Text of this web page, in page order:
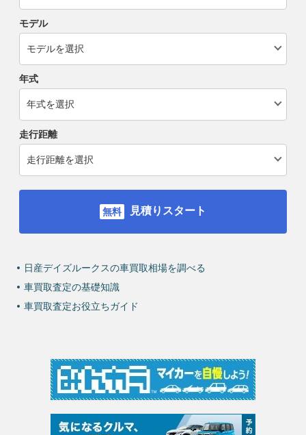
モデル
年式
走行距離
見積りスタート
日産デイズルークスの車買取相場を調べる
車買取査定の基礎知識
車買取査定お役立ちガイド